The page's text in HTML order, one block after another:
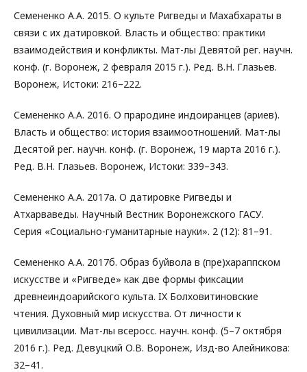
Семененко А.А. 2015. О культе Ригведы и Махабхараты в
связи с их датировкой. Власть и общество: практики
взаимодействия и конфликты. Мат-лы Девятой рег. научн.
конф. (г. Воронеж, 2 февраля 2015 г.). Ред. В.Н. Глазьев.
Воронеж, Истоки: 216–222.
Семененко А.А. 2016. О прародине индоиранцев (ариев).
Власть и общество: история взаимоотношений. Мат-лы
Десятой рег. научн. конф. (г. Воронеж, 19 марта 2016 г.).
Ред. В.Н. Глазьев. Воронеж, Истоки: 339–343.
Семененко А.А. 2017а. О датировке Ригведы и
Атхарваведы. Научный Вестник Воронежского ГАСУ.
Серия «Социально-гуманитарные науки». 2 (12): 81–91.
Семененко А.А. 2017б. Образ буйвола в (пре)хараппском
искусстве и «Ригведе» как две формы фиксации
древнеиндоарийского культа. IX Болховитиновские
чтения. Духовный мир искусства. От личности к
цивилизации. Мат-лы всеросс. научн. конф. (5–7 октября
2016 г.). Ред. Девуцкий О.В. Воронеж, Изд-во Алейникова:
32–41.